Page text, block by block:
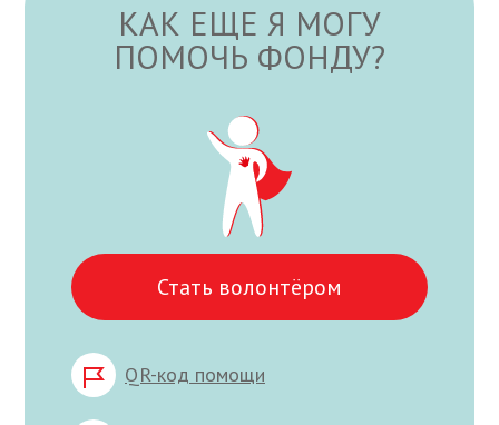
КАК ЕЩЕ Я МОГУ
ПОМОЧЬ ФОНДУ?
Стать волонтёром
QR-код помощи